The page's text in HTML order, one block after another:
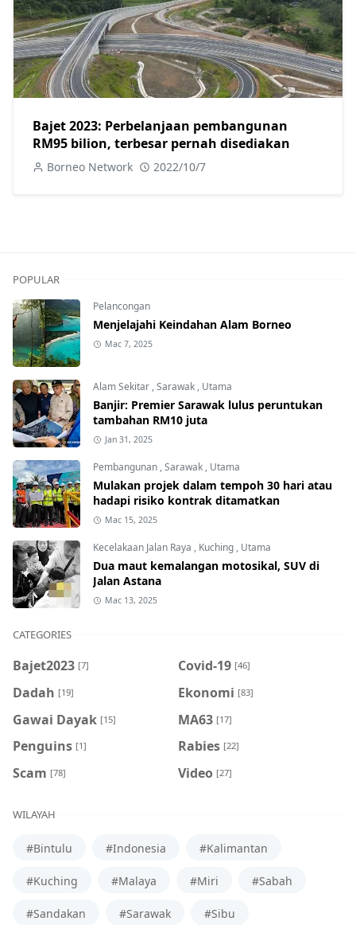
Bajet 2023: Perbelanjaan pembangunan
RM95 bilion, terbesar pernah disediakan
Borneo Network 2022/10/7
POPULAR
Pelancongan
Menjelajahi Keindahan Alam Borneo
Mac 7, 2025
Alam Sekitar ,Sarawak , Utama
Banjir: Premier Sarawak lulus peruntukan
tambahan RM10 juta
Jan 31, 2025
Pembangunan ,Sarawak , Utama
Mulakan projek dalam tempoh 30 hari atau
hadapi risiko kontrak ditamatkan
Mac 15, 2025
Kecelakaan Jalan Raya , Kuching , Utama
Dua maut kemalangan motosikal, SUV di
Jalan Astana
Mac 13, 2025
CATEGORIES
Bajet2023 [7] Covid-19 [46]
Dadah [19] Ekonomi [83]
Gawai Dayak [15] MA63 [17]
Penguins [1] Rabies [22]
Scam [78] Video [27]
WILAYAH
#Bintulu #Indonesia #Kalimantan
#Kuching #Malaya #Miri #Sabah
#Sandakan #Sarawak #Sibu